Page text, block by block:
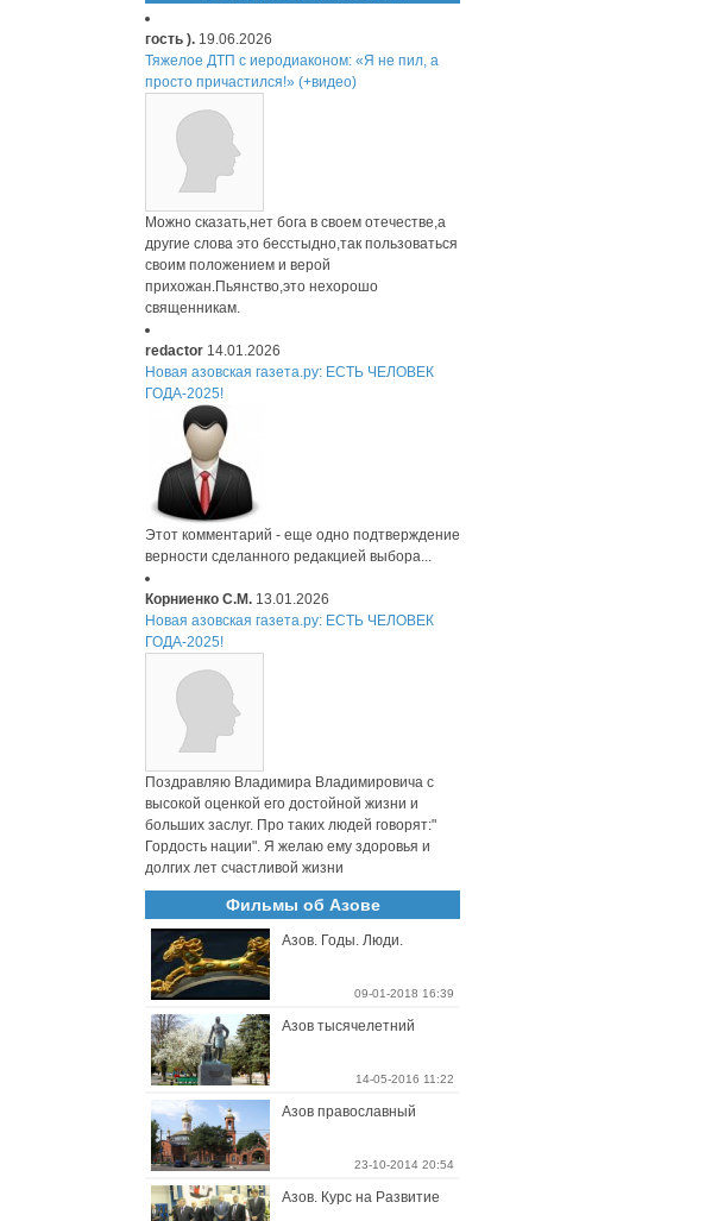
гость ). 19.06.2026
Тяжелое ДТП с иеродиаконом: «Я не пил, а
просто причастился!» (+видео)
Можно сказать,нет бога в своем отечестве,а
другие слова это бесстыдно,так пользоваться
своим положением и верой
прихожан.Пьянство,это нехорошо
священникам.
redactor 14.01.2026
Новая азовская газета.ру: ЕСТЬ ЧЕЛОВЕК
ГОДА-2025!
Этот комментарий - еще одно подтверждение
верности сделанного редакцией выбора...
Корниенко С.М. 13.01.2026
Новая азовская газета.ру: ЕСТЬ ЧЕЛОВЕК
ГОДА-2025!
Поздравляю Владимира Владимировича с
высокой оценкой его достойной жизни и
больших заслуг. Про таких людей говорят:"
Гордость нации". Я желаю ему здоровья и
долгих лет счастливой жизни
Фильмы об Азове
Азов. Годы. Люди.
09-01-2018 16:39
Азов тысячелетний
14-05-2016 11:22
Азов православный
23-10-2014 20:54
Азов. Курс на Развитие